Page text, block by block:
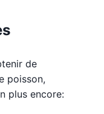
de
poisson,
plus encore: